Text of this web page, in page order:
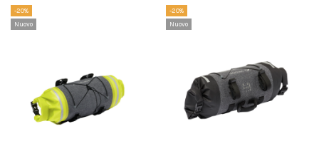
-20%
Nuovo
-20%
Nuovo